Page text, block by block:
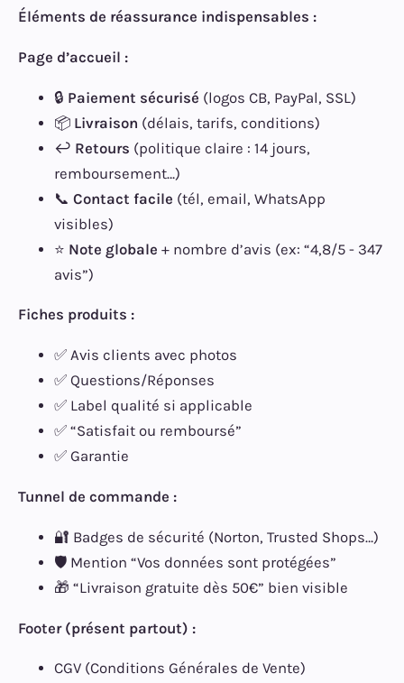
Éléments de réassurance indispensables :
Page d’accueil :
🔒 Paiement sécurisé (logos CB, PayPal, SSL)
📦 Livraison (délais, tarifs, conditions)
↩️ Retours (politique claire : 14 jours,
remboursement…)
📞 Contact facile (tél, email, WhatsApp
visibles)
⭐ Note globale + nombre d’avis (ex: “4,8/5 - 347
avis”)
Fiches produits :
✅ Avis clients avec photos
✅ Questions/Réponses
✅ Label qualité si applicable
✅ “Satisfait ou remboursé”
✅ Garantie
Tunnel de commande :
🔐 Badges de sécurité (Norton, Trusted Shops…)
🛡️ Mention “Vos données sont protégées”
🎁 “Livraison gratuite dès 50€” bien visible
Footer (présent partout) :
CGV (Conditions Générales de Vente)